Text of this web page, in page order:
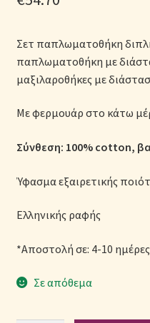
Ολοκλήρωση παραγγελίας
Όροι Χρήσης
Πληρωμές
Σετ παπλωματοθήκη
παπλωματοθήκη με
μαξιλαροθήκες με
Με φερμουάρ στο κάτω
Σύνθεση: 100% cotton,
Ύφασμα εξαιρετικής
Ελληνικής ραφής
*Αποστολή σε: 4-10 ημέρες
Σε απόθεμα